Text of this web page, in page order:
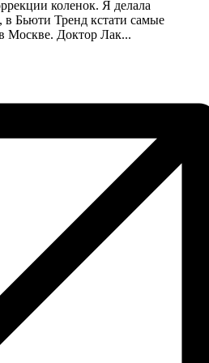
коленок. Я делала
в Бьюти Тренд кстати самые
Москве. Доктор Лак...